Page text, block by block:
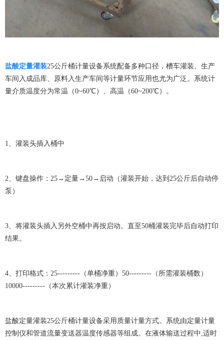
盐酸定量灌装25公斤桶计量设备系统配备多种口径，槽车灌装、生产
车间入成品库、原料入生产车间等计量环节应用也尤为广泛。系统计
量介质温度分为常温（0~60℃）、高温（60~200℃）。
1、灌装头插入桶中
2、键盘操作：25→定量→50→启动（灌装开始，达到25公斤后自动停
泵）
3、将灌装头插入另外空桶中再按启动。直至50桶灌装完毕后自动打印
结果。
4、打印格式：25---------（单桶净重）50---------（所需灌装桶数）
10000---------（本次累计灌装净重）
盐酸定量灌装25公斤桶计量设备采用质量计量方式。系统由定量计量
控制仪和管道流量变送器温度传感器等组成。在液体输送过程中,适时